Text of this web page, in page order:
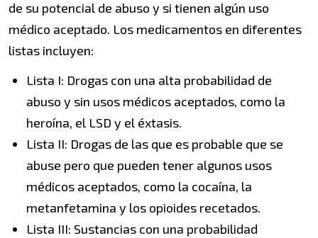
de su potencial de abuso y si tienen algún uso
médico aceptado. Los medicamentos en diferentes
listas incluyen:
Lista I: Drogas con una alta probabilidad de
abuso y sin usos médicos aceptados, como la
heroína, el LSD y el éxtasis.
Lista II: Drogas de las que es probable que se
abuse pero que pueden tener algunos usos
médicos aceptados, como la cocaína, la
metanfetamina y los opioides recetados.
Lista III: Sustancias con una probabilidad